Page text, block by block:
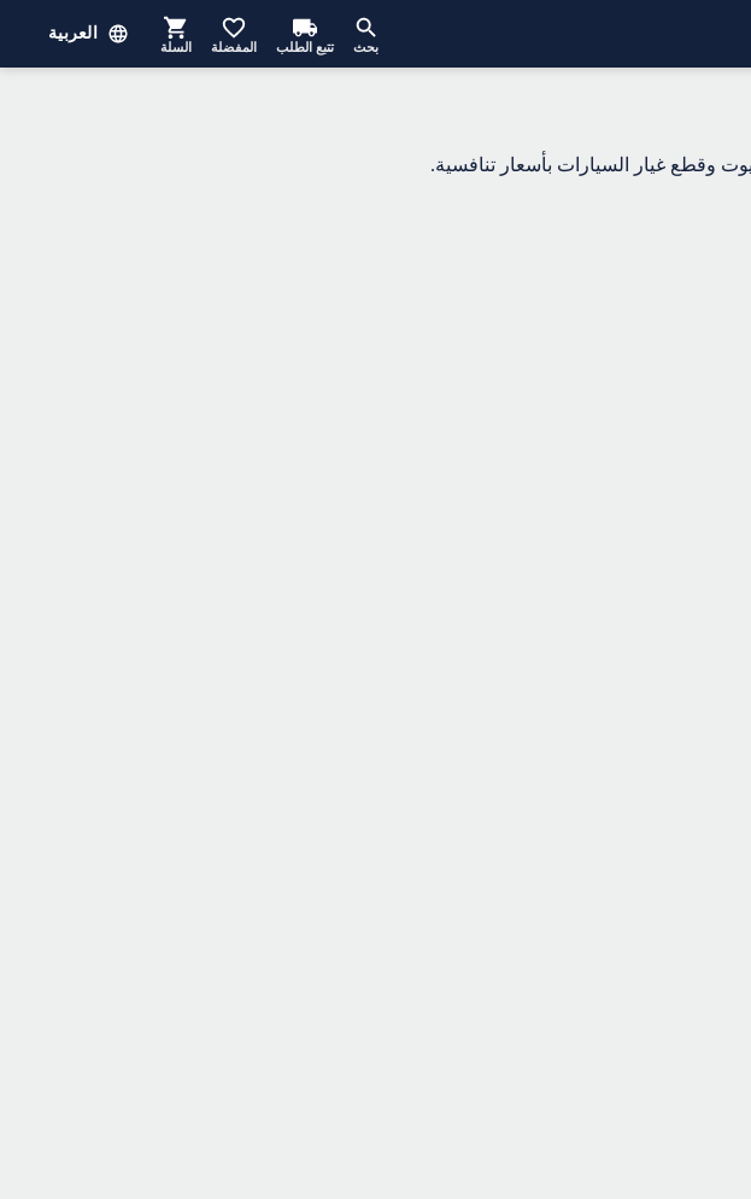
بحث تتبع الطلب المفضلة السلة
العربية
وقطع غيار السيارات بأسعار تنافسية.